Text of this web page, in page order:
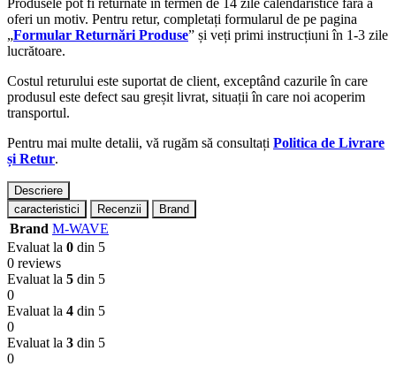
Produsele pot fi returnate în termen de 14 zile calendaristice fără a
oferi un motiv. Pentru retur, completați formularul de pe pagina
„Formular Returnări Produse” și veți primi instrucțiuni în 1-3 zile
lucrătoare.
Costul returului este suportat de client, exceptând cazurile în care
produsul este defect sau greșit livrat, situații în care noi acoperim
transportul.
Pentru mai multe detalii, vă rugăm să consultați Politica de Livrare
și Retur.
Descriere
caracteristici
Recenzii Brand
Brand M-WAVE
Evaluat la 0 din 5
0 reviews
Evaluat la 5 din 5
0
Evaluat la 4 din 5
0
Evaluat la 3 din 5
0